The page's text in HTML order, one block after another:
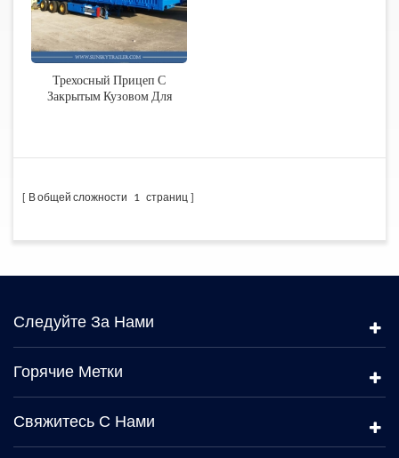
Трехосный Прицеп С
Закрытым Кузовом Для
В общей сложности 1 страниц
Следуйте За Нами
Горячие Метки
Свяжитесь С Нами